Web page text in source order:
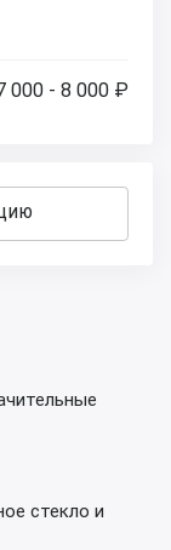
000 - 8 000 ₽
стекло и